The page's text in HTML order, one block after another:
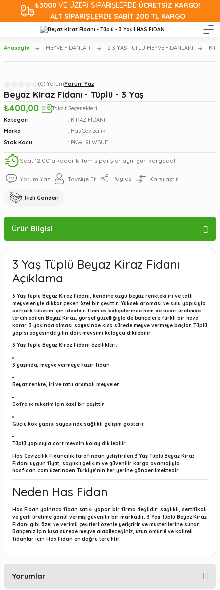
₺3000VE ÜZERİ SİPARİŞLERDE ÜCRETSİZ KARGO!
ALT SİPARİŞLERDE SABİT 200 TL KARGO
Anasayfa MEYVE FİDANLARI 2-3 YAŞ TÜPLÜ MEYVE FİDANLARI
(0) YorumYorum Yaz
Beyaz Kiraz Fidanı - Tüplü - 3 Yaş
₺400,00
Taksit Seçenekleri
Kategori
KİRAZ FİDANI
Marka
Has Cevizcilik
Stok Kodu
PKWL9LWBUE
Saat 12:00’a kadar ki tüm siparişler aynı gün kargoda!
Yorum Yaz Tavsiye Et Paylaş Karşılaştır
Hızlı Gönderi
Ürün Bilgisi
3 Yaş Tüplü Beyaz Kiraz Fidanı
Açıklama
3 Yaş Tüplü Beyaz Kiraz Fidanı, kendine özgü beyaz renkteki iri ve tatlı
meyveleriyle dikkat çeken özel bir çeşittir. Yüksek aroması ve sulu yapısıyla
sofralık tüketim için idealdir. Hem ev bahçelerinde hem de ticari üretimde
tercih edilen Beyaz Kiraz, görsel güzelliğiyle de bahçelere farklı bir hava
katar. 3 yaşında olması sayesinde kısa sürede meyve vermeye başlar. Tüplü
yapısı sayesinde yılın dört mevsimi kolayca dikilebilir.
3 Yaş Tüplü Beyaz Kiraz Fidanı özellikleri:
3 yaşında, meyve vermeye hazır fidan
Beyaz renkte, iri ve tatlı aromalı meyveler
Sofralık tüketim için özel bir çeşittir
Güçlü kök yapısı sayesinde sağlıklı gelişim gösterir
Tüplü yapısıyla dört mevsim kolay dikilebilir
Has Cevizcilik Fidancılık tarafından yetiştirilen 3 Yaş Tüplü Beyaz Kiraz
Fidanı uygun fiyat, sağlıklı gelişim ve güvenilir kargo avantajıyla
hasfidan.com üzerinden Türkiye’nin her yerine gönderilmektedir.
Neden Has Fidan
Has Fidan yalnızca fidan satışı yapan bir firma değildir; sağlıklı, sertifikalı
ve yerli üretime gönül vermiş güvenilir bir markadır. 3 Yaş Tüplü Beyaz Kiraz
Fidanı gibi özel ve verimli çeşitleri özenle yetiştirir ve müşterilerine sunar.
Bahçeniz için kısa sürede meyve alabileceğiniz, uzun ömürlü ve kaliteli
fidanlar için Has Fidan en doğru tercihtir.
Yorumlar